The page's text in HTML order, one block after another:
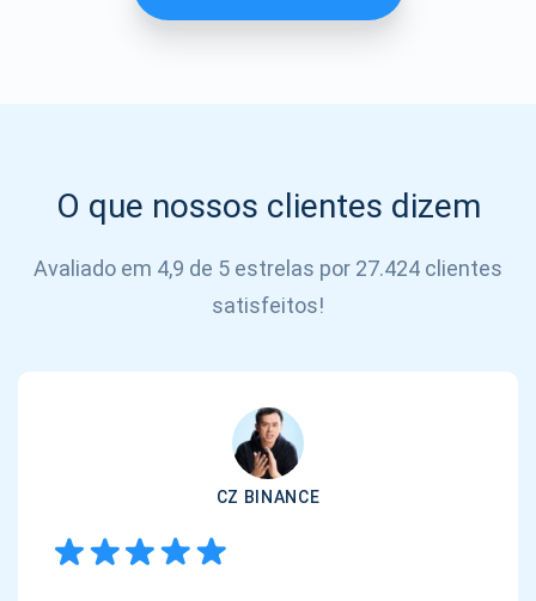
O que nossos clientes dizem
Avaliado em 4,9 de 5 estrelas por 27.424 clientes
satisfeitos!
CZ BINANCE